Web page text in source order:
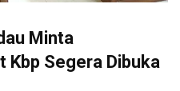
Minta
Kbp Segera Dibuka